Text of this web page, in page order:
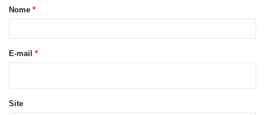
r
o
Nome *
E-mail *
Site